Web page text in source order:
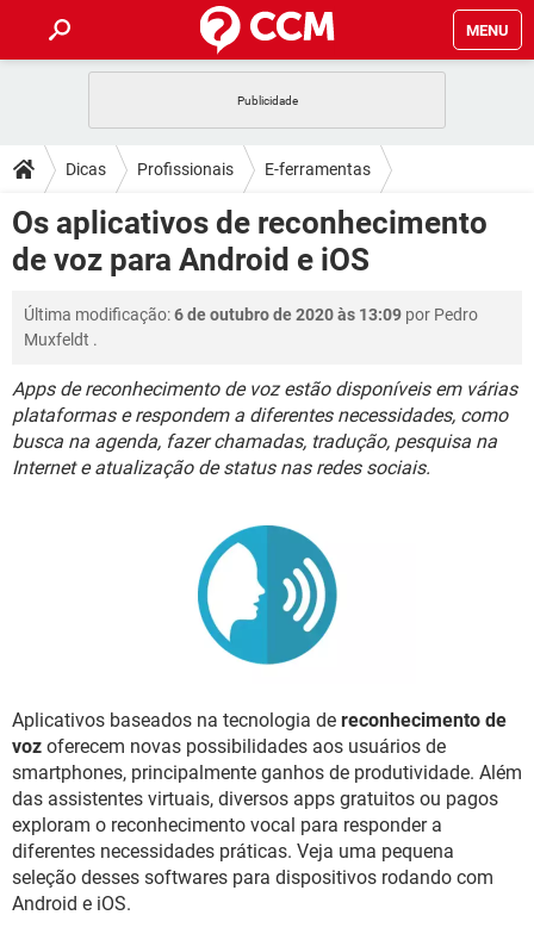
MENU
CELULAR FACEBOOK
OUTLOOK EXCEL
INSTAGRAM GMAIL
DICAS
JOGOS
CELULAR FACEBOOK
INSTAGRAM GMAIL
DOWNLOADS
JOGOS WHATSAPP
OUTLOOK
INSTAGRAM GMAIL
GUIA DE COMPRAS
FÓRUM
JOGOS WHATSAPP
OUTLOOK EXCEL
INSTAGRAM GMAIL
GUIA DE COMPRAS
GLOSSÁRIO
WHATSAPP
CELULAR FACEBOOK
OUTLOOK EXCEL
Dicas Profissionais E-ferramentas
Os aplicativos de reconhecimento
de voz para Android e iOS
Última modificação:6 de outubro de 2020 às 13:09 por Pedro
Muxfeldt .
Apps de reconhecimento de voz estão disponíveis em várias
plataformas e respondem a diferentes necessidades, como
busca na agenda, fazer chamadas, tradução, pesquisa na
Internet e atualização de status nas redes sociais.
Aplicativos baseados na tecnologia de reconhecimento de
voz oferecem novas possibilidades aos usuários de
smartphones, principalmente ganhos de produtividade. Além
das assistentes virtuais, diversos apps gratuitos ou pagos
exploram o reconhecimento vocal para responder a
diferentes necessidades práticas. Veja uma pequena
seleção desses softwares para dispositivos rodando com
Android e iOS.